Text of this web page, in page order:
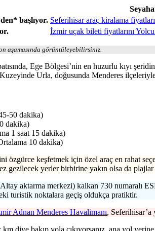
başlıyor. Seferihisar araç kiralama
İzmir uçak bileti fiyatlarını
aşamasında görüntüleyebilirsiniz.
Ege Bölgesi’nin en huzurlu kıyı
Urla, doğusunda Menderes
50 dakika)
dakika)
1 saat 15 dakika)
10 dakika)
özgürce keşfetmek için özel araç en rahat
gezilecek yerler birbirine yakın olsa da
aktarma merkezi) kalkan 730 numaralı
turistik noktalara geçiş oldukça pratiktir.
Adnan Menderes Havalimanı, Seferihisar’a
km diye bakıp yola çıkıyorsanız, ana yol